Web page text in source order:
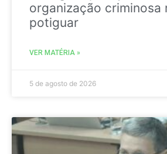
organização criminosa
potiguar
VER MATÉRIA »
5 de agosto de 2026